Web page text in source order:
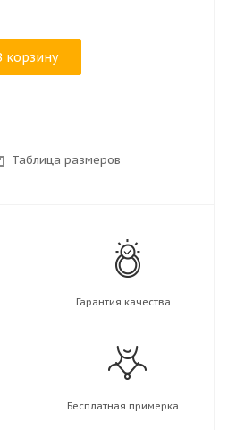
корзину
Таблица размеров
Гарантия качества
Бесплатная примерка